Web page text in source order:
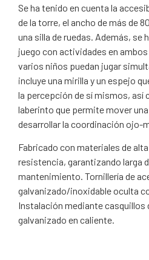
Se ha tenido en cuenta la
de la torre, el ancho de más de
una silla de ruedas. Además, se
juego con actividades en
varios niños puedan jugar
incluye una mirilla y un espejo
la percepción de sí mismos, así
laberinto que permite mover
desarrollar la coordinación ojo-
Fabricado con materiales de
resistencia, garantizando larga
mantenimiento. Tornillería de
galvanizado/inoxidable oculta
Instalación mediante casquillos
galvanizado en caliente.